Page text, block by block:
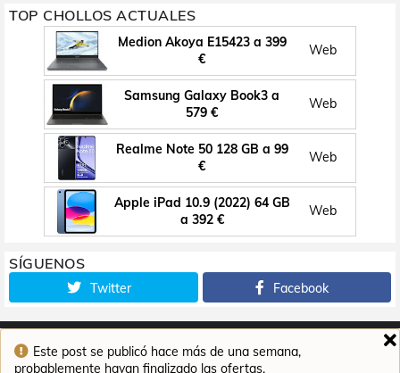
Este post se publicó hace más de una semana,
probablemente hayan finalizado las ofertas.
TOP CHOLLOS ACTUALES
Medion Akoya E15423 a 399
€
Web
Samsung Galaxy Book3 a
579 €
Web
Realme Note 50 128 GB a 99
€
Web
Apple iPad 10.9 (2022) 64 GB
a 392 €
Web
SÍGUENOS
Twitter Facebook
Inicio Contacto Aviso legal Política de cookies